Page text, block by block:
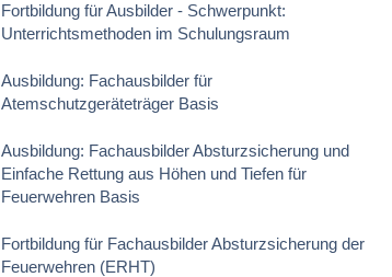
Fortbildung für Ausbilder - Schwerpunkt:
Unterrichtsmethoden im Schulungsraum
Ausbildung: Fachausbilder für
Atemschutzgeräteträger Basis
Ausbildung: Fachausbilder Absturzsicherung und
Einfache Rettung aus Höhen und Tiefen für
Feuerwehren Basis
Fortbildung für Fachausbilder Absturzsicherung der
Feuerwehren (ERHT)